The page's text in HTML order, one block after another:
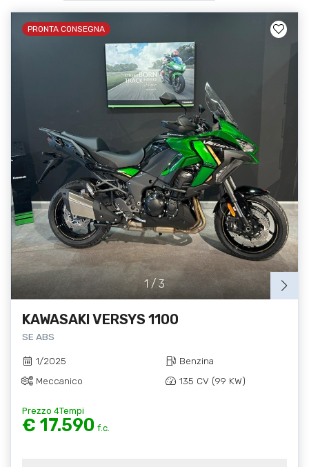
1/3
PRONTA CONSEGNA
KAWASAKI VERSYS 1100
SE ABS
1/2025
Benzina
Meccanico
135 CV (99 KW)
Prezzo 4Tempi
€ 17.590 f.c.